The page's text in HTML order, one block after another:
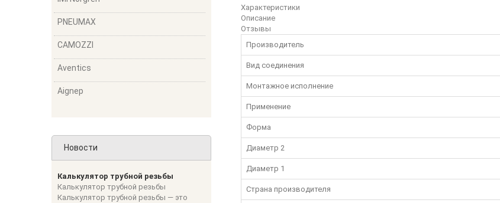
PNEUMAX
CAMOZZI
Aventics
Aignep
Новости
Калькулятор трубной резьбы
Калькулятор трубной резьбы
Калькулятор трубной резьбы — это
Характеристики
Описание
Отзывы
Производитель
Вид соединения
Монтажное исполнение
Применение
Форма
Диаметр 2
Диаметр 1
Страна производителя